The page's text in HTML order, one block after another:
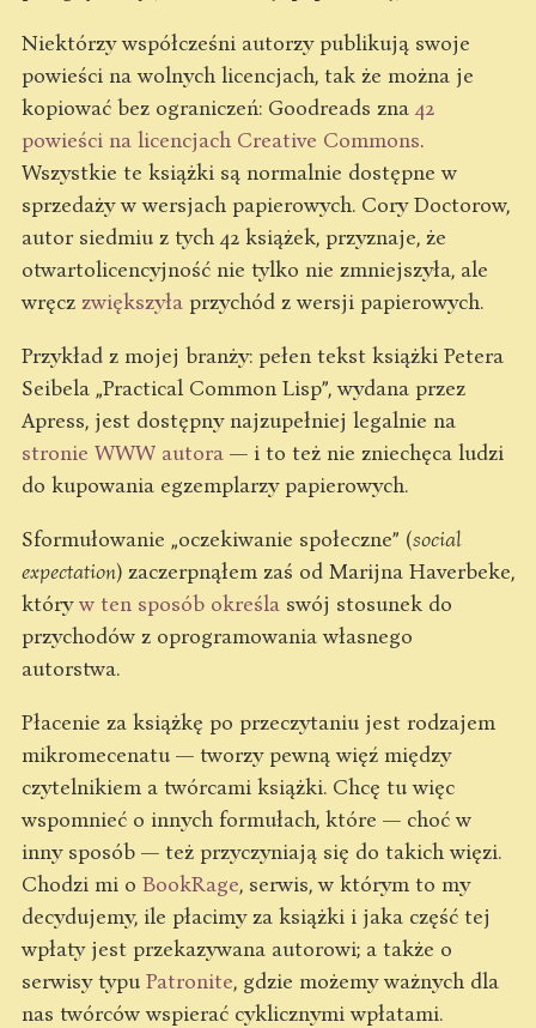
Niektórzy współcześni autorzy publikują swoje
powieści na wolnych licencjach, tak że można je
kopiować bez ograniczeń: Goodreads zna 42
powieści na licencjach Creative Commons.
Wszystkie te książki są normalnie dostępne w
sprzedaży w wersjach papierowych. Cory Doctorow,
autor siedmiu z tych 42 książek, przyznaje, że
otwartolicencyjność nie tylko nie zmniejszyła, ale
wręcz zwiększyła przychód z wersji papierowych.
Przykład z mojej branży: pełen tekst książki Petera
Seibela „Practical Common Lisp”, wydana przez
Apress, jest dostępny najzupełniej legalnie na
stronie WWW autora — i to też nie zniechęca ludzi
do kupowania egzemplarzy papierowych.
Sformułowanie „oczekiwanie społeczne” (social
expectation) zaczerpnąłem zaś od Marijna Haverbeke,
któryw ten sposób określa swój stosunek do
przychodów z oprogramowania własnego
autorstwa.
Płacenie za książkę po przeczytaniu jest rodzajem
mikromecenatu — tworzy pewną więź między
czytelnikiem a twórcami książki. Chcę tu więc
wspomnieć o innych formułach, które — choć w
inny sposób — też przyczyniają się do takich więzi.
Chodzi mi o BookRage, serwis, w którym to my
decydujemy, ile płacimy za książki i jaka część tej
wpłaty jest przekazywana autorowi; a także o
serwisy typu Patronite, gdzie możemy ważnych dla
nas twórców wspierać cyklicznymi wpłatami.